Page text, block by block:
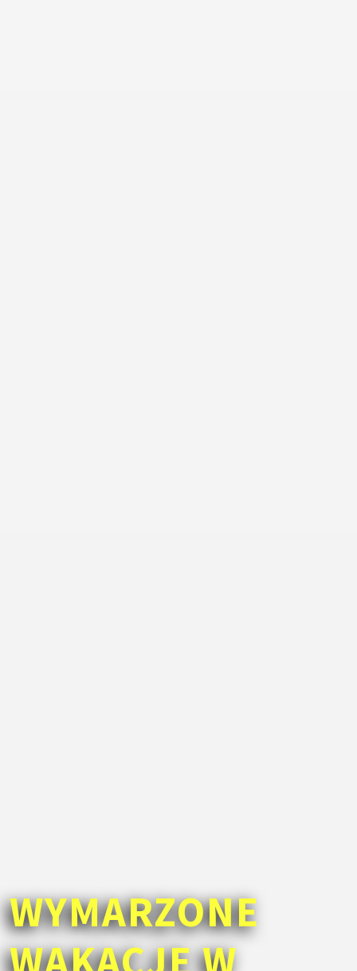
WYMARZONE